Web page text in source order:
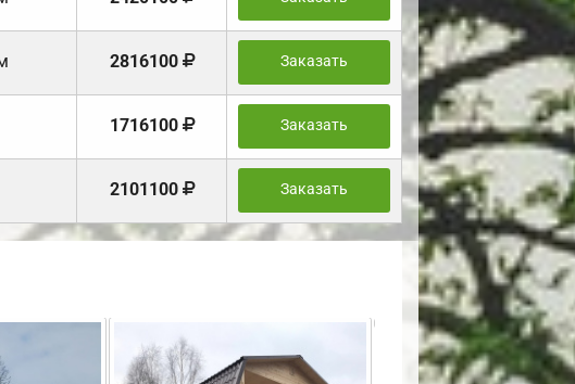
2816100 Заказать
1716100 Заказать
2101100 Заказать